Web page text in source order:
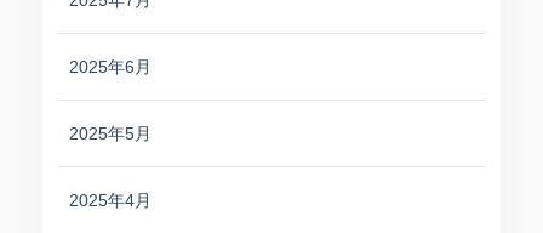
2025年6月
2025年5月
2025年4月